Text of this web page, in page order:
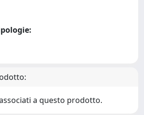
a questo prodotto.